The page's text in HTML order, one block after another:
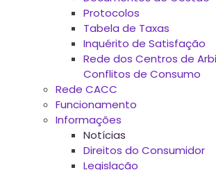
Protocolos
Tabela de Taxas
Inquérito de Satisfação
Rede dos Centros de
Conflitos de Consumo
Rede CACC
Funcionamento
Informações
Notícias
Direitos do Consumidor
Legislação